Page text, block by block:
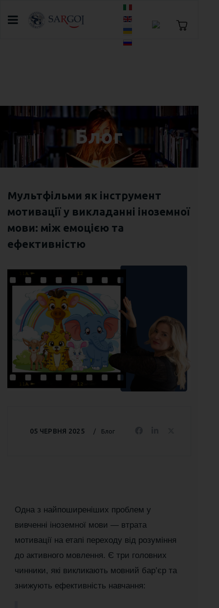
Оберіть свою мову
Блог
Мультфільми як інструмент
мотивації у викладанні іноземної
мови: між емоцією та
ефективністю
Блог
05 ЧЕРВНЯ 2025
Одна з найпоширеніших проблем у
вивченні іноземної мови — втрата
мотивації на етапі переходу від розуміння
до активного мовлення. Є три головних
чинники, які викликають мовний бар’єр та
знижують ефективність навчання: